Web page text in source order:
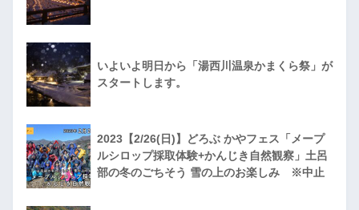
いよいよ明日から「湯西川温泉かまくら祭」が
スタートします。
2023【2/26(日)】どろぶ かやフェス「メープ
ルシロップ採取体験+かんじき自然観察」土呂
部の冬のごちそう 雪の上のお楽しみ ※中止